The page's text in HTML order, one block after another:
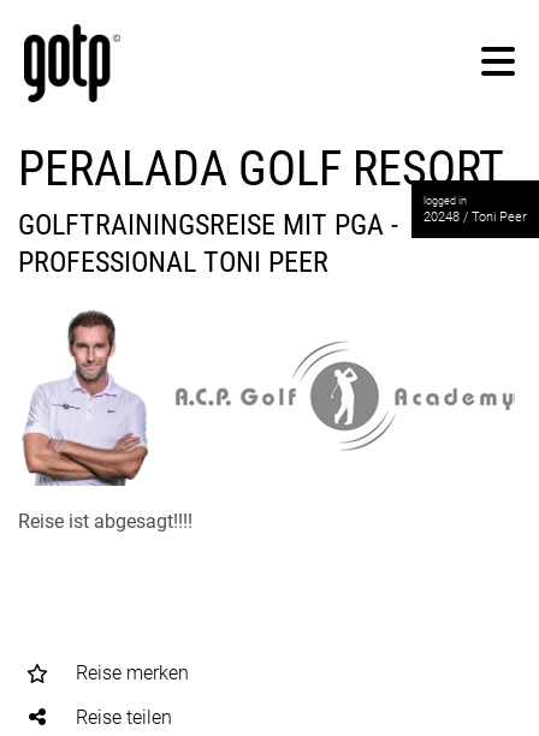
logged in
20248 / Toni Peer
PERALADA GOLF RESORT
GOLFTRAININGSREISE MIT PGA -
PROFESSIONAL TONI PEER
Reise ist abgesagt!!!!
Reise merken
Reise teilen